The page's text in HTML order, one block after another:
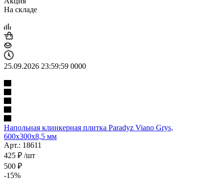
На складе
25.09.2026 23:59:59 0000
Напольная клинкерная плитка Paradyz Viano Grys,
600x300x8,5 мм
Арт.: 18611
425 ₽ /шт
500 ₽
-15%